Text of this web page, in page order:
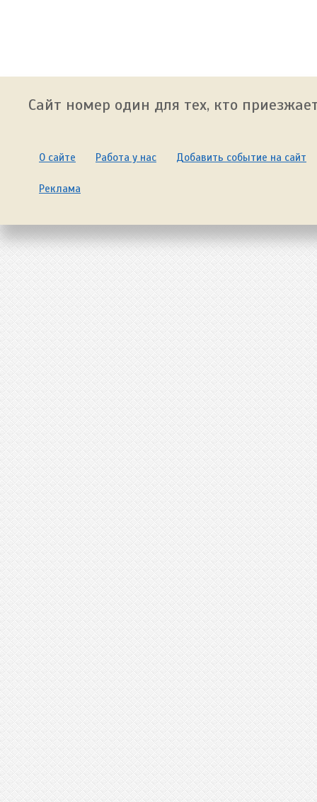
Сайт номер один для тех, кто
О сайте Работа у нас Добавить событие на сайт
Реклама